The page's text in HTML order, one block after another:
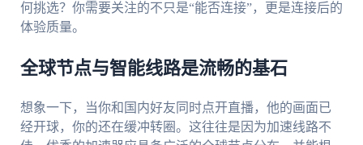
何挑选？你需要关注的不只是“能否连接”，更是连接后的
体验质量。
全球节点与智能线路是流畅的基石
想象一下，当你和国内好友同时点开直播，他的画面已
经开球，你的还在缓冲转圈。这往往是因为加速线路不